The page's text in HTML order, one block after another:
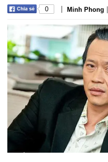
0 | Minh Phong |